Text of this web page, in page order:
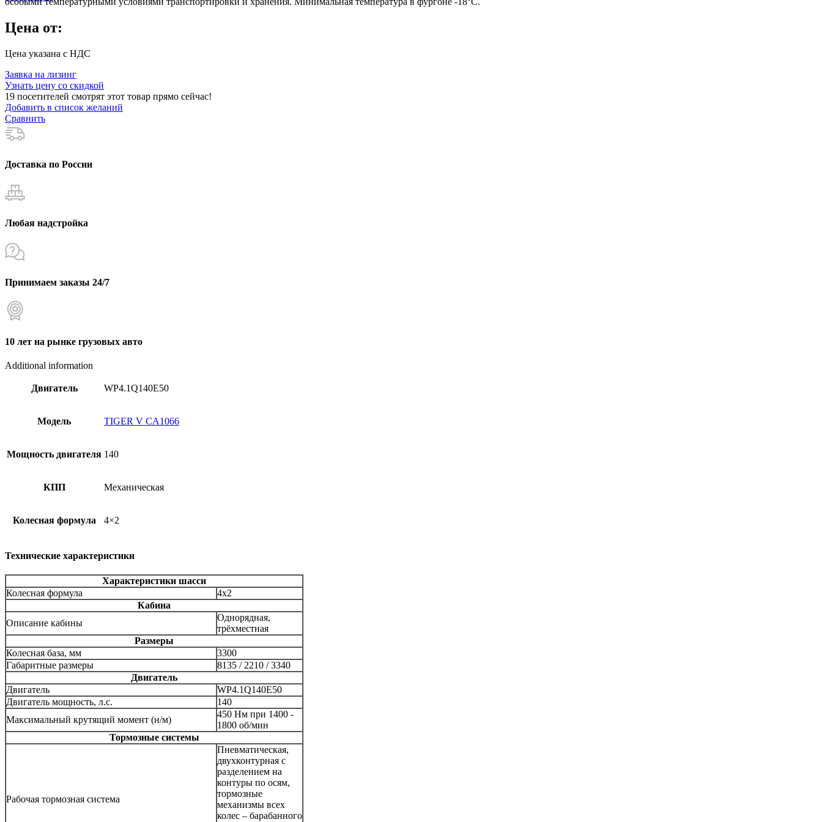
Цена от:
Цена указана с НДС
Заявка на лизинг
Узнать цену со скидкой
19 посетителей смотрят этот товар прямо сейчас!
Добавить в список желаний
Сравнить
Доставка по России
Любая надстройка
Принимаем заказы 24/7
10 лет на рынке грузовых авто
Additional information
Двигатель WP4.1Q140E50
Модель TIGER V CA1066
Мощность двигателя 140
КПП Механическая
Колесная формула 4×2
Технические характеристики
Характеристики шасси
Колесная формула
4x2
Кабина
Описание кабины
Однорядная,
трёхместная
Размеры
Колесная база, мм
3300
Габаритные размеры
8135 / 2210 / 3340
Двигатель
Двигатель
WP4.1Q140E50
Двигатель мощность, л.с.
140
Максимальный крутящий момент (н/м)
450 Нм при 1400 -
1800 об/мин
Тормозные системы
Рабочая тормозная система
Пневматическая,
двухконтурная с
разделением на
контуры по осям,
тормозные
механизмы всех
колес – барабанного